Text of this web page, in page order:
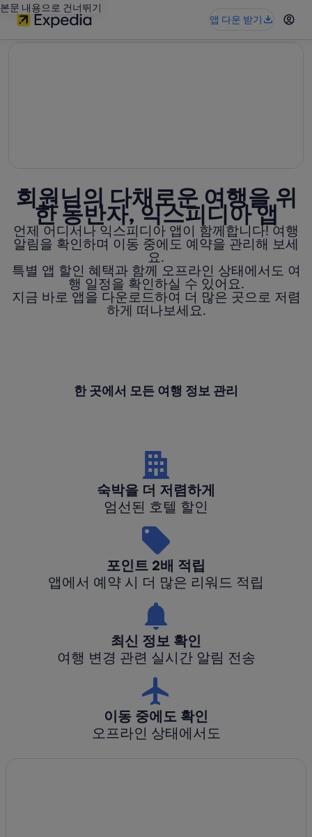
본문 내용으로 건너뛰기
앱 다운 받기
회원님의 다채로운 여행을 위
한 동반자, 익스피디아 앱
언제 어디서나 익스피디아 앱이 함께합니다! 여행
알림을 확인하며 이동 중에도 예약을 관리해 보세
요.
특별 앱 할인 혜택과 함께 오프라인 상태에서도 여
행 일정을 확인하실 수 있어요.
지금 바로 앱을 다운로드하여 더 많은 곳으로 저렴
하게 떠나보세요.
한 곳에서 모든 여행 정보 관리
숙박을 더 저렴하게
엄선된 호텔 할인
포인트 2배 적립
앱에서 예약 시 더 많은 리워드 적립
최신 정보 확인
여행 변경 관련 실시간 알림 전송
이동 중에도 확인
오프라인 상태에서도